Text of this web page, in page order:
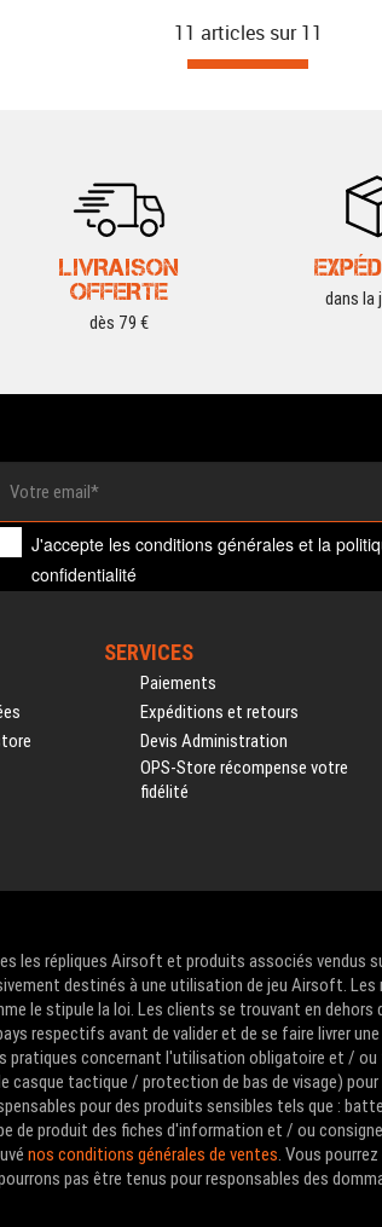
11 articles sur 11
LIVRAISON
OFFERTE
dès 79 €
dans la
J'accepte lesconditions générales et la
confidentialité
SERVICES
Paiements
Expéditions et retours
Devis Administration
OPS-Store récompense votre
fidélité
les répliques Airsoft et produits associés vendus
destinés à une utilisation de jeu Airsoft.
le stipule la loi. Les clients se trouvant en
respectifs avant de valider et de se faire livrer
pratiques concernant l'utilisation obligatoire et /
tactique / protection de bas de visage)
pour des produits sensibles tels que :
de produit des fiches d'information et / ou
nos conditions générales de ventes. Vous
pas être tenus pour responsables des